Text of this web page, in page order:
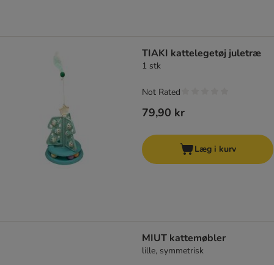
TIAKI kattelegetøj juletræ
1 stk
79,90 kr
Not Rated
Læg i kurv
MIUT kattemøbler
lille, symmetrisk